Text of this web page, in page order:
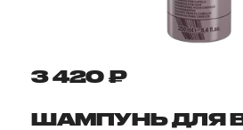
3 420 ₽
ШАМПУНЬ ДЛЯ